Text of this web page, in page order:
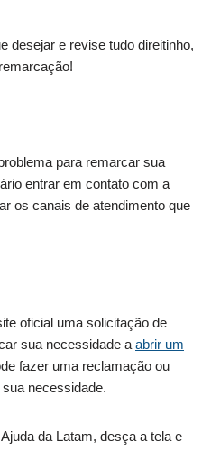
desejar e revise tudo direitinho,
para remarcar sua
entrar em contato com a
os canais de atendimento que
oficial uma solicitação de
sua necessidade a abrir um
fazer uma reclamação ou
necessidade.
da Latam, desça a tela e